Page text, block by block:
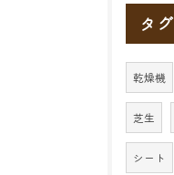
タグ
乾燥機
芝生
シート